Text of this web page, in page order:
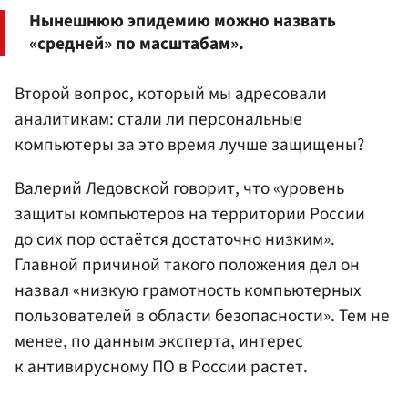
Нынешнюю эпидемию можно назвать
«средней» по масштабам».
Второй вопрос, который мы адресовали
аналитикам: стали ли персональные
компьютеры за это время лучше защищены?
Валерий Ледовской говорит, что «уровень
защиты компьютеров на территории России
до сих пор остаётся достаточно низким».
Главной причиной такого положения дел он
назвал «низкую грамотность компьютерных
пользователей в области безопасности». Тем не
менее, по данным эксперта, интерес
к антивирусному ПО в России растет.